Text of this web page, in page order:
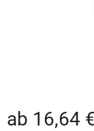
ab 16,64